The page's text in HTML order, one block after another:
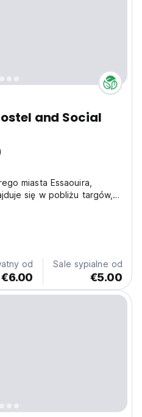
and Social
miasta Essaouira,
się w pobliżu targów,
od
€6.00
Sale sypialne od
€5.00